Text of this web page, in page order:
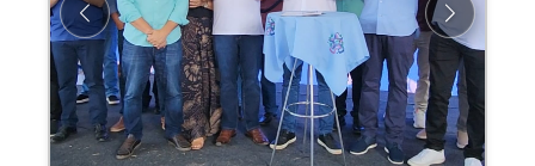
Previous Next